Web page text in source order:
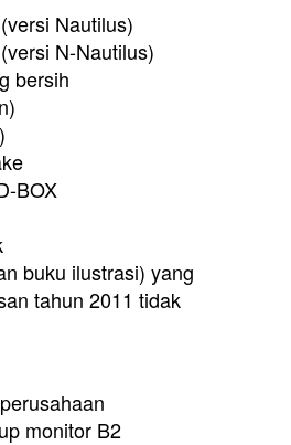
Nautilus)
N-Nautilus)
bersih
BOX
buku ilustrasi) yang
tahun 2011 tidak
monitor B2